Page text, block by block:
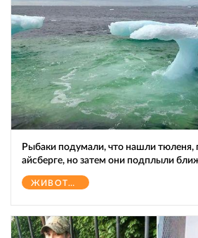
Рыбаки подумали, что нашли тюленя,
айсберге, но затем они подплыли
ЖИВОТНЫЕ